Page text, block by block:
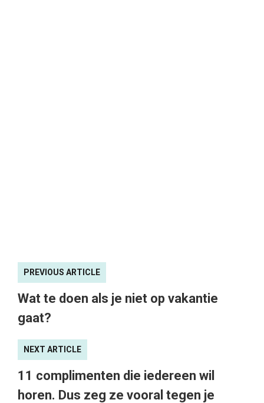
PREVIOUS ARTICLE
Wat te doen als je niet op vakantie
gaat?
NEXT ARTICLE
11 complimenten die iedereen wil
horen. Dus zeg ze vooral tegen je